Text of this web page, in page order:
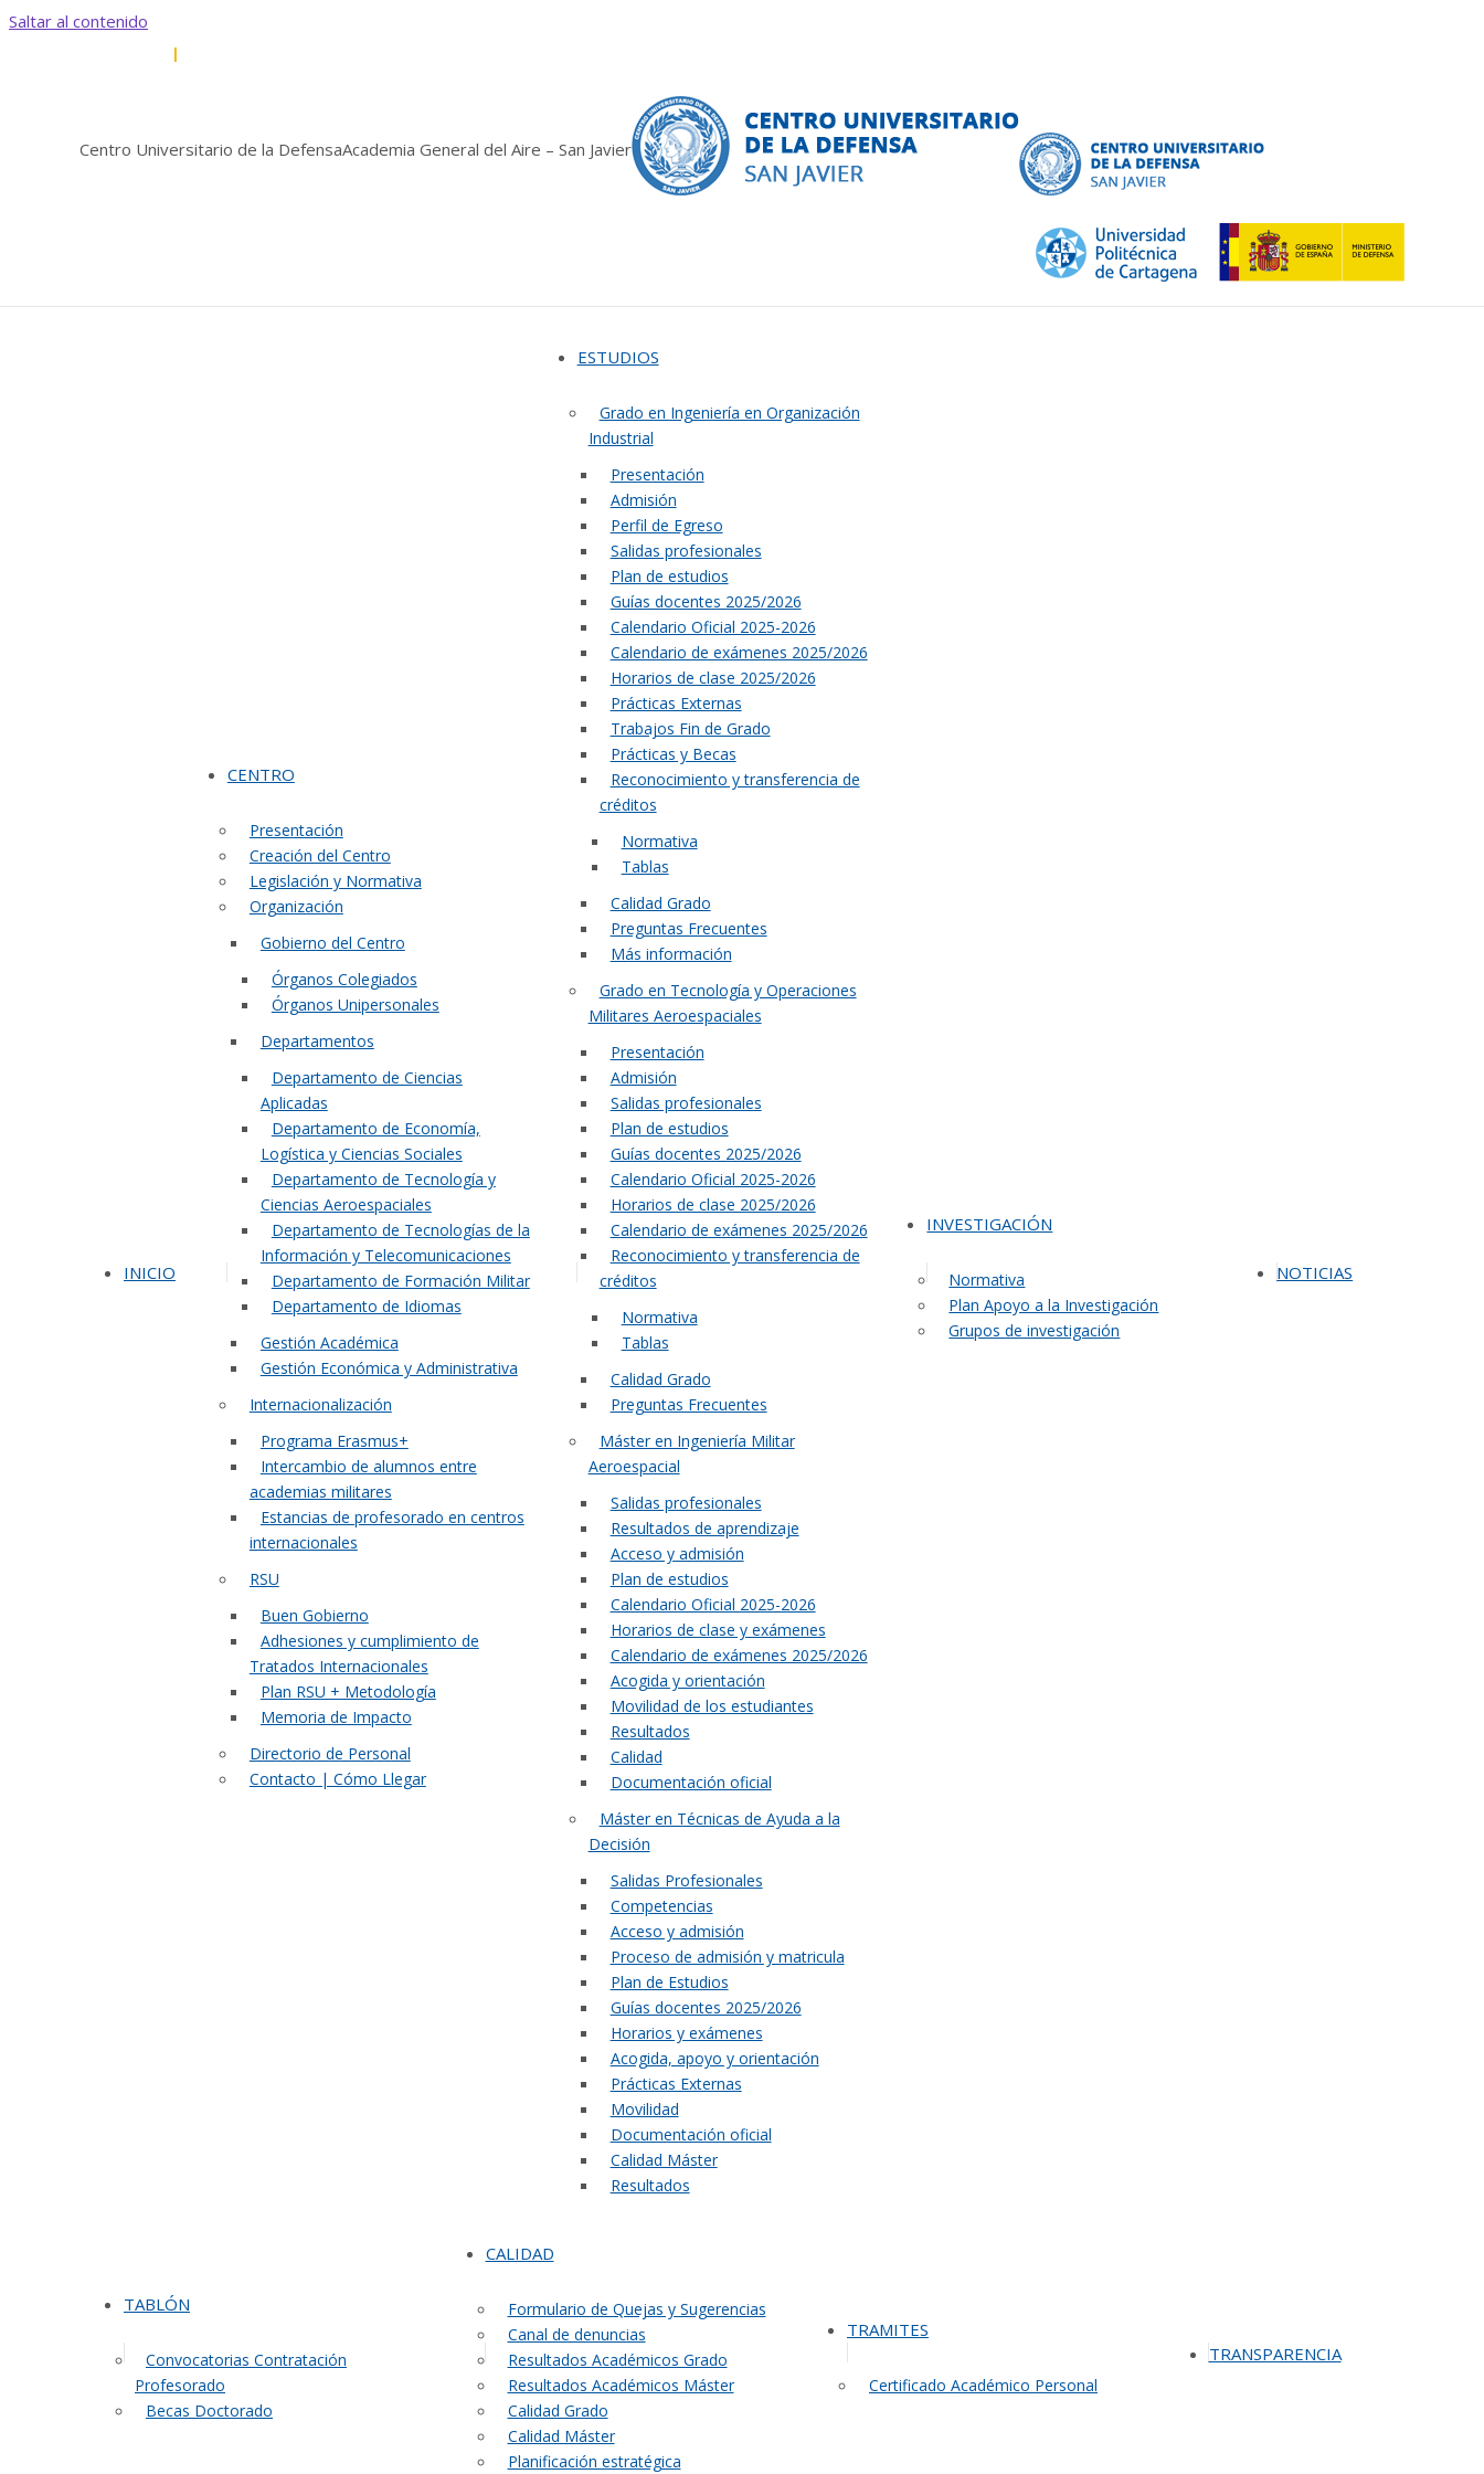
Saltar al contenido
|
Centro Universitario de la DefensaAcademia General del Aire – San Javier
INICIO
CENTRO
Presentación
Creación del Centro
Legislación y Normativa
Organización
Gobierno del Centro
Órganos Colegiados
Órganos Unipersonales
Departamentos
Departamento de Ciencias
Aplicadas
Departamento de Economía,
Logística y Ciencias Sociales
Departamento de Tecnología y
Ciencias Aeroespaciales
Departamento de Tecnologías de la
Información y Telecomunicaciones
Departamento de Formación Militar
Departamento de Idiomas
Gestión Académica
Gestión Económica y Administrativa
Internacionalización
Programa Erasmus+
Intercambio de alumnos entre
academias militares
Estancias de profesorado en centros
internacionales
RSU
Buen Gobierno
Adhesiones y cumplimiento de
Tratados Internacionales
Plan RSU + Metodología
Memoria de Impacto
Directorio de Personal
Contacto | Cómo Llegar
ESTUDIOS
Grado en Ingeniería en Organización
Industrial
Presentación
Admisión
Perfil de Egreso
Salidas profesionales
Plan de estudios
Guías docentes 2025/2026
Calendario Oficial 2025-2026
Calendario de exámenes 2025/2026
Horarios de clase 2025/2026
Prácticas Externas
Trabajos Fin de Grado
Prácticas y Becas
Reconocimiento y transferencia de
créditos
Normativa
Tablas
Calidad Grado
Preguntas Frecuentes
Más información
Grado en Tecnología y Operaciones
Militares Aeroespaciales
Presentación
Admisión
Salidas profesionales
Plan de estudios
Guías docentes 2025/2026
Calendario Oficial 2025-2026
Horarios de clase 2025/2026
Calendario de exámenes 2025/2026
Reconocimiento y transferencia de
créditos
Normativa
Tablas
Calidad Grado
Preguntas Frecuentes
Máster en Ingeniería Militar
Aeroespacial
Salidas profesionales
Resultados de aprendizaje
Acceso y admisión
Plan de estudios
Calendario Oficial 2025-2026
Horarios de clase y exámenes
Calendario de exámenes 2025/2026
Acogida y orientación
Movilidad de los estudiantes
Resultados
Calidad
Documentación oficial
Máster en Técnicas de Ayuda a la
Decisión
Salidas Profesionales
Competencias
Acceso y admisión
Proceso de admisión y matricula
Plan de Estudios
Guías docentes 2025/2026
Horarios y exámenes
Acogida, apoyo y orientación
Prácticas Externas
Movilidad
Documentación oficial
Calidad Máster
Resultados
INVESTIGACIÓN
Normativa
Plan Apoyo a la Investigación
Grupos de investigación
NOTICIAS
TABLÓN
Convocatorias Contratación
Profesorado
Becas Doctorado
CALIDAD
Formulario de Quejas y Sugerencias
Canal de denuncias
Resultados Académicos Grado
Resultados Académicos Máster
Calidad Grado
Calidad Máster
Planificación estratégica
TRAMITES
Certificado Académico Personal
TRANSPARENCIA